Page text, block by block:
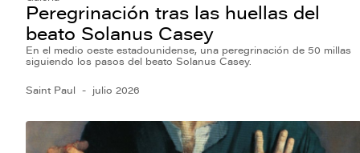
Peregrinación tras las huellas del
beato Solanus Casey
En el medio oeste estadounidense, una peregrinación de 50 millas
siguiendo los pasos del beato Solanus Casey.
Saint Paul julio 2026